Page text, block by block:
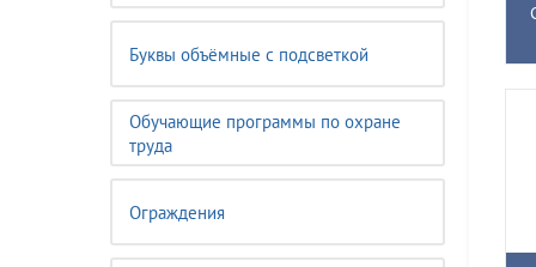
Буквы объёмные с подсветкой
Обучающие программы по охране
труда
Ограждения